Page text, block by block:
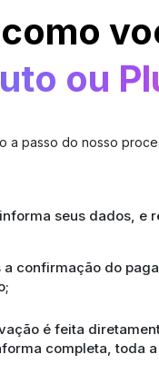
ou
a passo do nosso
seus dados, e
a confirmação do
é feita
completa, toda